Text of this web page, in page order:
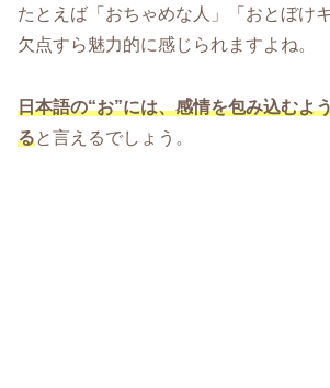
たとえば「おちゃめな人」「おとぼけ
欠点すら魅力的に感じられますよね。
日本語の“お”には、感情を包み込むよ
ると言えるでしょう。